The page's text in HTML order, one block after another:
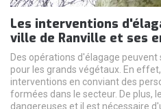
Les interventions
ville de Ranville et ses
Des opérations d'élagage
pour les grands végétaux. En
interventions en conviant des
formées dans le secteur. De plus,
dangereuses et il est nécessaire